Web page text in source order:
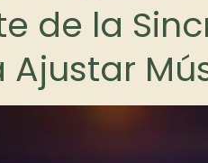
de la
Ajustar